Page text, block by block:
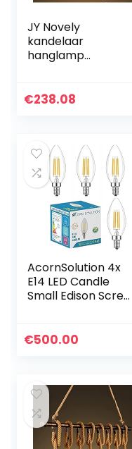
JY Novely
kandelaar
hanglamp
hanger van ijzer
€238.08
AcornSolution 4x
E14 LED Candle
Small Edison Screw
2700K 4W (4
€500.00